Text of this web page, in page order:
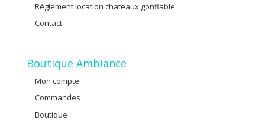
Règlement location chateaux gonflable
Contact
Boutique Ambiance
Mon compte
Commandes
Boutique